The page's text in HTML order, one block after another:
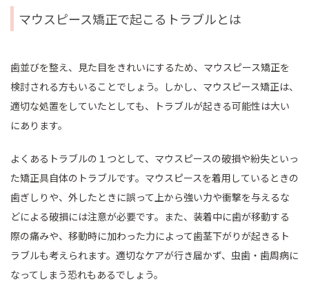
マウスピース矯正で起こるトラブルとは
歯並びを整え、見た目をきれいにするため、マウスピース矯正を
検討される方もいることでしょう。しかし、マウスピース矯正は、
適切な処置をしていたとしても、トラブルが起きる可能性は大い
にあります。
よくあるトラブルの１つとして、マウスピースの破損や紛失といっ
た矯正具自体のトラブルです。マウスピースを着用しているときの
歯ぎしりや、外したときに誤って上から強い力や衝撃を与えるな
どによる破損には注意が必要です。また、装着中に歯が移動する
際の痛みや、移動時に加わった力によって歯茎下がりが起きるト
ラブルも考えられます。適切なケアが行き届かず、虫歯・歯周病に
なってしまう恐れもあるでしょう。